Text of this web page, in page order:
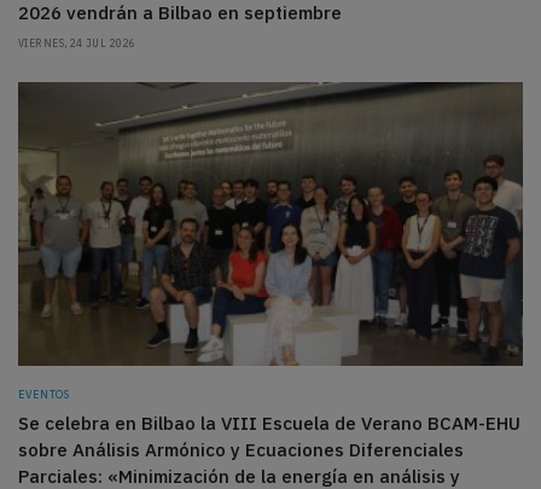
2026 vendrán a Bilbao en septiembre
VIERNES, 24 JUL 2026
EVENTOS
Se celebra en Bilbao la VIII Escuela de Verano BCAM-EHU
sobre Análisis Armónico y Ecuaciones Diferenciales
Parciales: «Minimización de la energía en análisis y